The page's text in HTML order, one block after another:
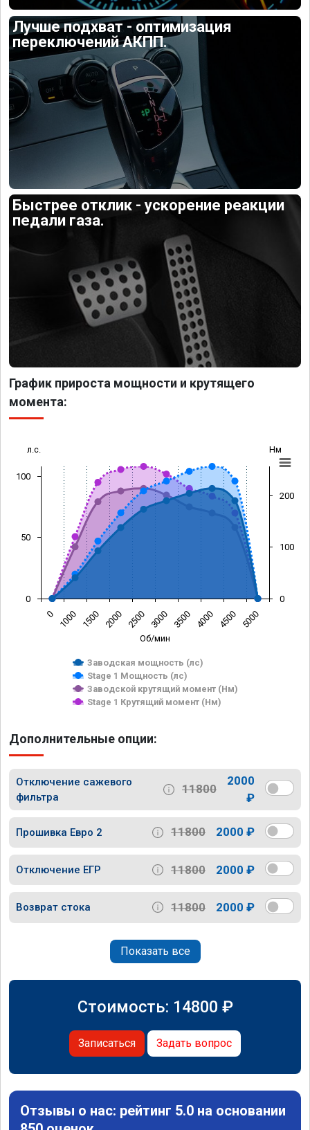
Лучше подхват - оптимизация
переключений АКПП.
Быстрее отклик - ускорение реакции
педали газа.
График прироста мощности и крутящего
момента:
Об/мин
л.с. Нм
Заводская мощность (лс)
Stage 1 Мощность (лс)
Заводской крутящий момент (Нм)
Stage 1 Крутящий момент (Нм)
0 1000 1500 2000 2500 3000 3500 4000 4500 5000
0
50
100
0
100
200
Дополнительные опции:
Отключение сажевого
фильтра
11800
2000
₽
Прошивка Евро 2 11800 2000 ₽
Отключение ЕГР 11800 2000 ₽
Возврат стока 11800 2000 ₽
Показать все
Стоимость: 14800 ₽
Записаться Задать вопрос
Отзывы о нас: рейтинг 5.0 на основании